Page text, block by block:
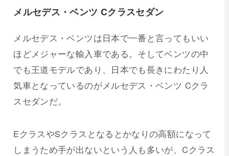
メルセデス・ベンツ Cクラスセダン
メルセデス・ベンツは日本で一番と言ってもいい
ほどメジャーな輸入車である。そしてベンツの中
でも王道モデルであり、日本でも長きにわたり人
気車となっているのがメルセデス・ベンツ Cクラ
スセダンだ。
EクラスやSクラスとなるとかなりの高額になって
しまうため手が出ないという人も多いが、Cクラス